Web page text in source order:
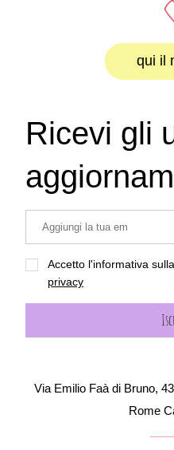
qui il
Ricevi gli
Accetto l'informativa
privacy
Via Emilio Faà di Bruno,
Rome